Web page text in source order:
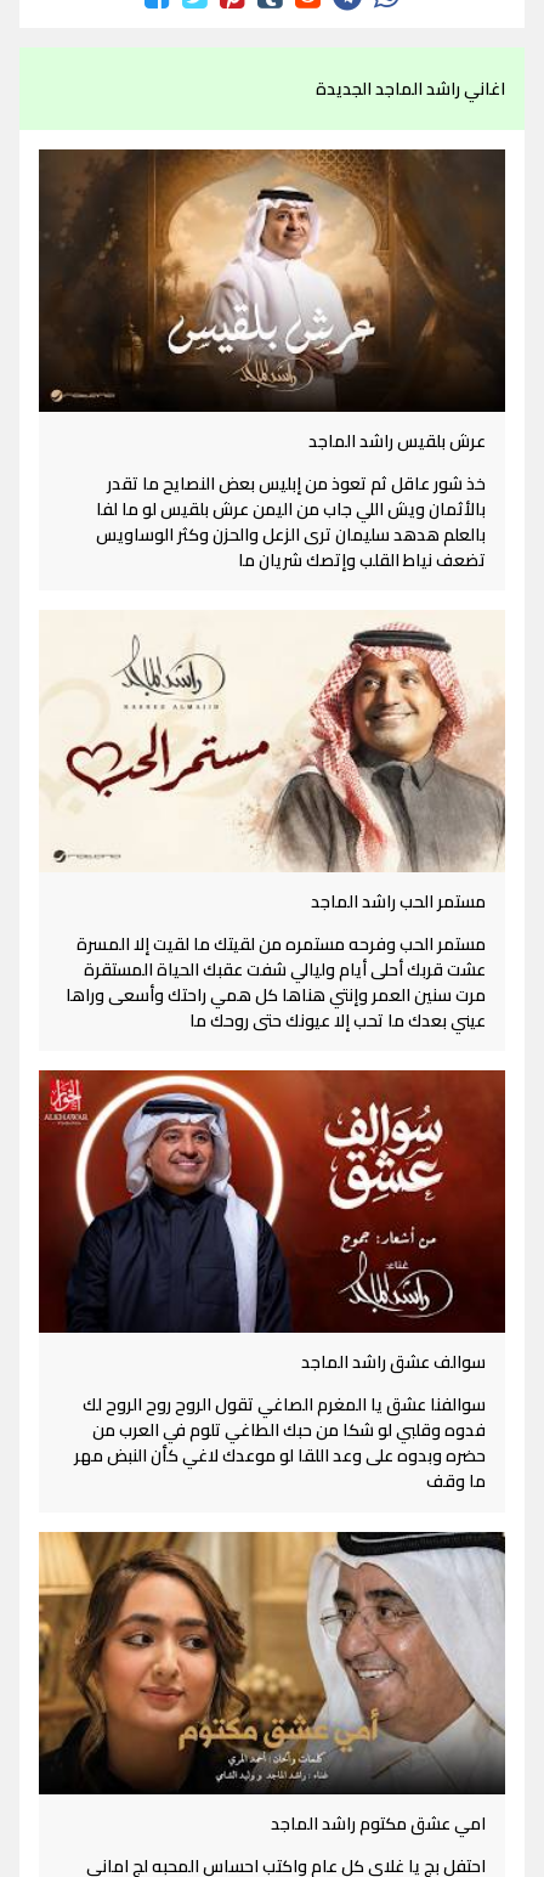
اغاني راشد الماجد الجديدة
عرش بلقيس راشد الماجد
خذ شور عاقل ثم تعوذ من إبليس بعض النصايح ما تقدر
بالأثمان ويش اللي جاب من اليمن عرش بلقيس لو ما لفا
بالعلم هدهد سليمان ترى الزعل والحزن وكثر الوساويس
تضعف نياط القلب وإتصك شريان ما
مستمر الحب راشد الماجد
مستمر الحب وفرحه مستمره من لقيتك ما لقيت إلا المسرة
عشت قربك أحلى أيام وليالي شفت عقبك الحياة المستقرة
مرت سنين العمر وإنتي هناها كل همي راحتك وأسعى وراها
عيني بعدك ما تحب إلا عيونك حتى روحك ما
سوالف عشق راشد الماجد
سوالفنا عشق يا المغرم الصاغي تقول الروح روح الروح لك
فدوه وقلبي لو شكا من حبك الطاغي تلوم في العرب من
حضره وبدوه على وعد اللقا لو موعدك لاغي كأن النبض مهر
ما وقف
امي عشق مكتوم راشد الماجد
احتفل بج يا غلاي كل عام واكتب احساس المحبه لج اماني